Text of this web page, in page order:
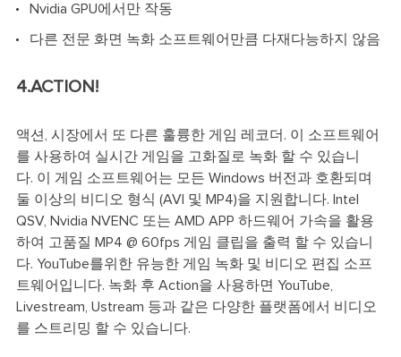
Nvidia GPU에서만 작동
다른 전문 화면 녹화 소프트웨어만큼 다재다능하지 않음
4.ACTION!
액션, 시장에서 또 다른 훌륭한 게임 레코더. 이 소프트웨어
를 사용하여 실시간 게임을 고화질로 녹화 할 수 있습니
다. 이 게임 소프트웨어는 모든 Windows 버전과 호환되며
둘 이상의 비디오 형식 (AVI 및 MP4)을 지원합니다. Intel
QSV, Nvidia NVENC 또는 AMD APP 하드웨어 가속을 활용
하여 고품질 MP4 @ 60fps 게임 클립을 출력 할 수 있습니
다. YouTube를위한 유능한 게임 녹화 및 비디오 편집 소프
트웨어입니다. 녹화 후 Action을 사용하면 YouTube,
Livestream, Ustream 등과 같은 다양한 플랫폼에서 비디오
를 스트리밍 할 수 있습니다.